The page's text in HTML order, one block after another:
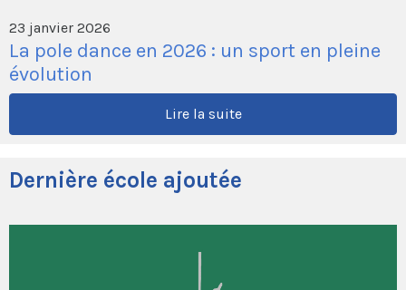
23 janvier 2026
La pole dance en 2026 : un sport en pleine
évolution
Lire la suite
Dernière école ajoutée